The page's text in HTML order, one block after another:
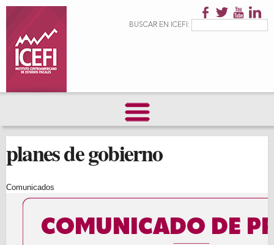
principalFormulario de
BUSCAR EN ICEFI:
planes de gobierno
Comunicados